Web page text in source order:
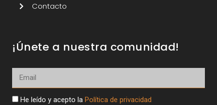
Contacto
¡Únete a nuestra comunidad!
He leído y acepto la Política de privacidad